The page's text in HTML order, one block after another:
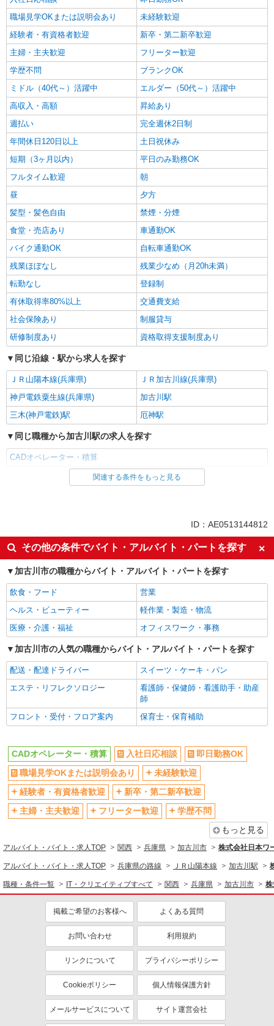
職場見学OKまたは説明会あり
未経験歓迎
経験者・有資格者歓迎
新卒・第二新卒歓迎
主婦・主夫歓迎
フリーター歓迎
学歴不問
ブランクOK
ミドル（40代～）活躍中
エルダー（50代～）活躍中
高収入・高額
昇給あり
週払い
完全週休2日制
年間休日120日以上
土日祝休み
短期（3ヶ月以内）
平日のみ勤務OK
フルタイム歓迎
朝
昼
夕方
髪型・髪色自由
禁煙・分煙
食堂・売店あり
車通勤OK
バイク通勤OK
自転車通勤OK
残業ほぼなし
残業少なめ（月20h未満）
転勤なし
登録制
有休取得率80%以上
交通費支給
社会保険あり
制服貸与
研修制度あり
資格取得支援制度あり
同じ沿線・駅から求人を探す
ＪＲ山陽本線(兵庫県)
ＪＲ加古川線(兵庫県)
神戸電鉄粟生線(兵庫県)
加古川駅
三木(神戸電鉄)駅
厄神駅
同じ職種から加古川駅の求人を探す
CADオペレーター・積算
同じ雇用形態から加古川駅の求人を探す
入社日応相談
即日勤務OK
職場見学OKまたは説明会あり
未経験歓迎
経験者・有資格者歓迎
新卒・第二新卒歓迎
主婦・主夫歓迎
フリーター歓迎
学歴不問
ブランクOK
ミドル（40代～）活躍中
エルダー（50代～）活躍中
高収入・高額
昇給あり
週払い
完全週休2日制
年間休日120日以上
土日祝休み
平日のみ勤務OK
フルタイム歓迎
朝
髪型・髪色自由
禁煙・分煙
食堂・売店あり
車通勤OK
バイク通勤OK
自転車通勤OK
残業ほぼなし
残業少なめ（月20h未満）
有休取得率80%以上
交通費支給
社会保険あり
制服貸与
研修制度あり
資格取得支援制度あり
同じ職種から求人を探す
建築・設備・アクティブワーク
CADオペレーター・積算
同じ特徴から求人を探す
ミドル（40代～）活躍中
土日祝休み
短期（3ヶ月以内）
交通費支給
関連する条件をもっと見る
ID：AE0513144812
その他の条件でバイト・アルバイト・パートを探す
加古川市の職種からバイト・アルバイト・パートを探す
飲食・フード
営業
ヘルス・ビューティー
軽作業・製造・物流
医療・介護・福祉
オフィスワーク・事務
加古川市の人気の職種からバイト・アルバイト・パートを探す
配送・配達ドライバー
スイーツ・ケーキ・パン
エステ・リフレクソロジー
看護師・保健師・看護助手・助産
師
フロント・受付・フロア案内
保育士・保育補助
CADオペレーター・積算 入社日応相談
即日勤務OK
職場見学OKまたは説明会あり
未経験歓迎
経験者・有資格者歓迎
新卒・第二新卒歓迎
主婦・主夫歓迎
フリーター歓迎
学歴不問
もっと見る
アルバイト・バイト・求人TOP 関西 兵庫県 加古川市 株式会社日本ワ
アルバイト・バイト・求人TOP 兵庫県の路線 ＪＲ山陽本線 加古川駅
職種・条件一覧 IT・クリエイティブすべて 関西 兵庫県 加古川市
掲載ご希望のお客様へ よくある質問
お問い合わせ 利用規約
リンクについて プライバシーポリシー
Cookieポリシー 個人情報保護方針
メールサービスについて サイト運営会社